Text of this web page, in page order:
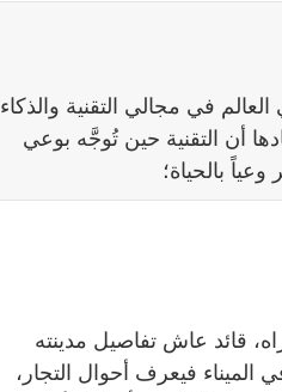
في مجالي التقنية والذكاء
أن التقنية حين تُوجَّه بوعي
بالحياة؛
قائد عاش تفاصيل مدينته
فيعرف أحوال التجار،